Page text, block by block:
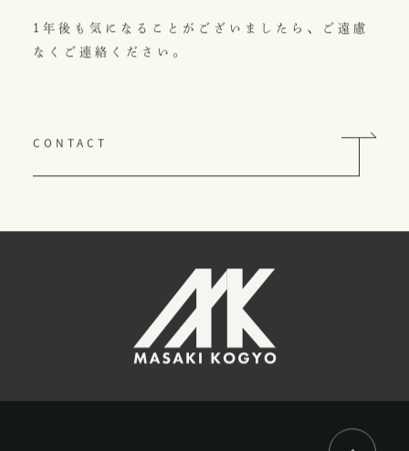
1年後も気になることがございましたら、ご遠慮
なくご連絡ください。
CONTACT